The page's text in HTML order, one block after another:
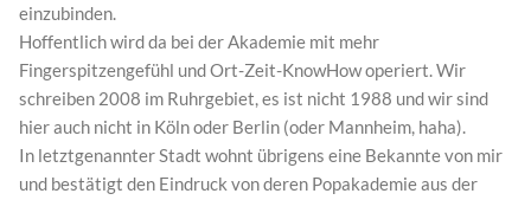
einzubinden.
Hoffentlich wird da bei der Akademie mit mehr
Fingerspitzengefühl und Ort-Zeit-KnowHow operiert. Wir
schreiben 2008 im Ruhrgebiet, es ist nicht 1988 und wir sind
hier auch nicht in Köln oder Berlin (oder Mannheim, haha).
In letztgenannter Stadt wohnt übrigens eine Bekannte von mir
und bestätigt den Eindruck von deren Popakademie aus der